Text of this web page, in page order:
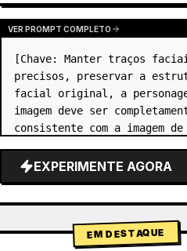
VER PROMPT COMPLETO
[Chave: Manter traços
precisos, preservar a
facial original, a
imagem deve ser
consistente com a imagem de
estúdio de alta qualidade em
2x2. Painel superior
EXPERIMENTE AGORA
EM DESTAQUE